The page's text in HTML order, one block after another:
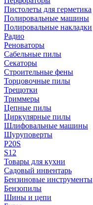
Пистолеты для герметика
Полировальные машины
Полировальные накладки
Радио
Реноваторы
Сабельные пилы
Секаторы
Строительные фены
Торцовочные пилы
Трещотки
Триммеры
Цепные пилы
Циркулярные пилы
Шлифовальные машины
Шуруповерты
P20S
S12
Товары для кухни
Садовый инвентарь
Бензиновые инструменты
Бензопилы
Шины и цепи